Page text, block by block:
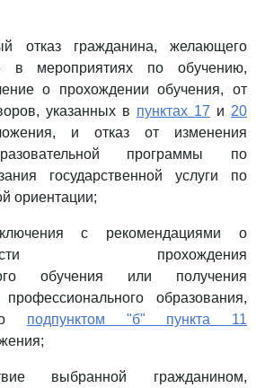
отказ гражданина, желающего
в мероприятиях по обучению,
о прохождении обучения, от
указанных в пунктах 17 и 20
и отказ от изменения
программы по
государственной услуги по
ориентации;
с рекомендациями о
прохождения
обучения или получения
профессионального образования,
подпунктом "б" пункта 11
выбранной гражданином,